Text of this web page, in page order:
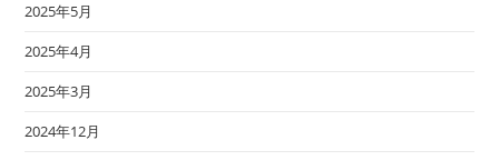
2025年5月
2025年4月
2025年3月
2024年12月